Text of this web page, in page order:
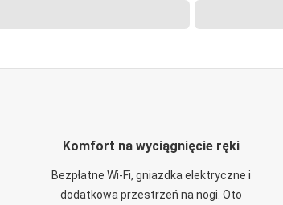
Komfort na wyciągnięcie ręki
Bezpłatne Wi-Fi, gniazdka elektryczne i
dodatkowa przestrzeń na nogi. Oto